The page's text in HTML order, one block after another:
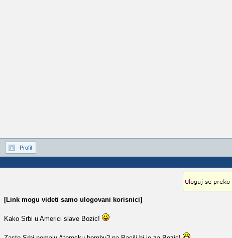
Profil
[Link mogu videti samo ulogovani korisnici]
Kako Srbi u Americi slave Bozic!